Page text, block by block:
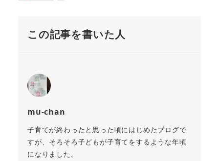
この記事を書いた人
mu-chan
子育てが終わったと思った頃にはじめたブログで
すが、そろそろ子どもが子育てをするような年頃
になりました。